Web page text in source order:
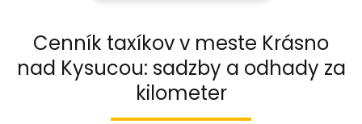
Cenník taxíkov v meste Krásno
nad Kysucou: sadzby a odhady za
kilometer